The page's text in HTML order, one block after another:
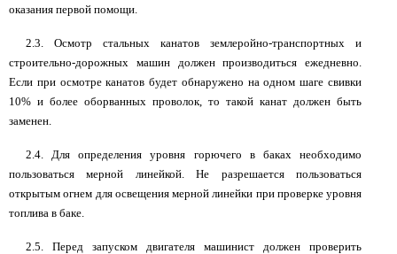
оказания первой помощи.
2.3. Осмотр стальных канатов землеройно-транспортных и
строительно-дорожных машин должен производиться ежедневно.
Если при осмотре канатов будет обнаружено на одном шаге свивки
10% и более оборванных проволок, то такой канат должен быть
заменен.
2.4. Для определения уровня горючего в баках необходимо
пользоваться мерной линейкой. Не разрешается пользоваться
открытым огнем для освещения мерной линейки при проверке уровня
топлива в баке.
2.5. Перед запуском двигателя машинист должен проверить